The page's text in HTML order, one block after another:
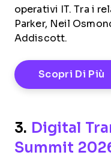
operativi IT. Tra i
Parker, Neil
Addiscott.
Scopri Di Più
3. Digital
Summit